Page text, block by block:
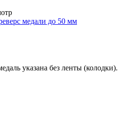
медали до 50 мм
указана без ленты (колодки).